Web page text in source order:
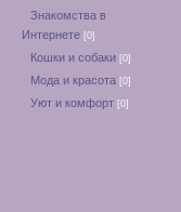
Знакомства в
Интернете [0]
Кошки и собаки [0]
Мода и красота [0]
Уют и комфорт [0]